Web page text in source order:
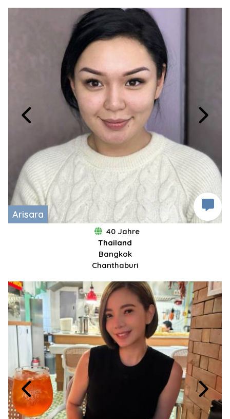
Arisara
40 Jahre
Thailand
Bangkok
Chanthaburi